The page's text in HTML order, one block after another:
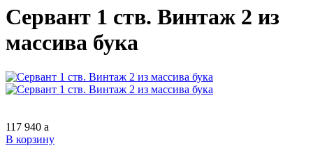
Сервант 1 ств. Винтаж 2 из
массива бука
117 940 a
В корзину